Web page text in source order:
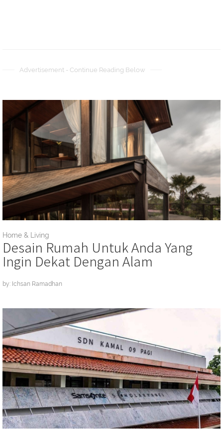
Advertisement - Continue Reading Below
Home & Living
Desain Rumah Untuk Anda Yang
Ingin Dekat Dengan Alam
by: Ichsan Ramadhan